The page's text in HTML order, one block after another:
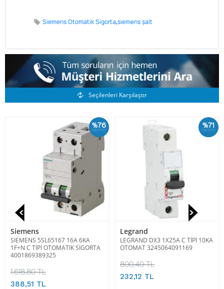
Siemens Otomatik Sigorta,siemens şalt
Benzer Ürünler
Seçilenleri Karşılaştır
%76
İskonto
Siemens
SIEMENS 5SL65167 16A 6KA
1F+N C TİPİ OTOMATİK SİGORTA
4001869389325
1.618,80 TL
388,51 TL
%71
İskonto
Legrand
LEGRAND DX3 1X25A C TİPİ 10KA
OTOMAT 3245064091169
800,40 TL
232,12 TL